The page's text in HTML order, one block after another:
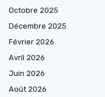
Octobre 2025
Décembre 2025
Février 2026
Avril 2026
Juin 2026
Août 2026